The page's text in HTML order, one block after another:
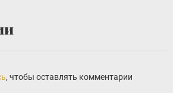
, чтобы оставлять комментарии